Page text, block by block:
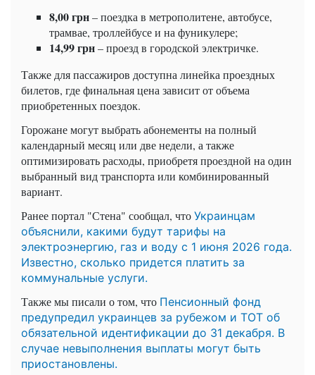
8,00 грн– поездка в метрополитене, автобусе,
трамвае, троллейбусе и на фуникулере;
14,99 грн– проезд в городской электричке.
Также для пассажиров доступна линейка проездных
билетов, где финальная цена зависит от объема
приобретенных поездок.
Горожане могут выбрать абонементы на полный
календарный месяц или две недели, а также
оптимизировать расходы, приобретя проездной на один
выбранный вид транспорта или комбинированный
вариант.
Ранее портал "Стена" сообщал, что Украинцам
объяснили, какими будут тарифы на
электроэнергию, газ и воду с 1 июня 2026 года.
Известно, сколько придется платить за
коммунальные услуги.
Также мы писали о том, что Пенсионный фонд
предупредил украинцев за рубежом и ТОТ об
обязательной идентификации до 31 декабря. В
случае невыполнения выплаты могут быть
приостановлены.